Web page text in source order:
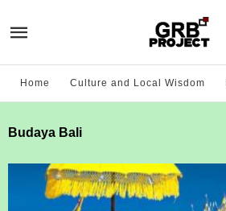
Home Culture and Local Wisdom
Budaya Bali